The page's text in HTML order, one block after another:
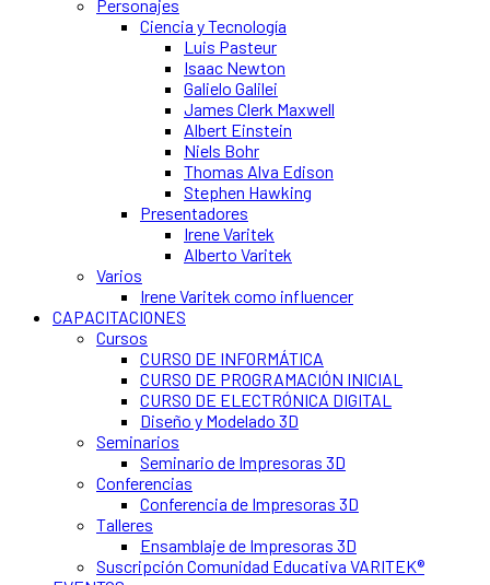
Personajes
Ciencia y Tecnología
Luis Pasteur
Isaac Newton
Galielo Galilei
James Clerk Maxwell
Albert Einstein
Niels Bohr
Thomas Alva Edison
Stephen Hawking
Presentadores
Irene Varitek
Alberto Varitek
Varios
Irene Varitek como influencer
CAPACITACIONES
Cursos
CURSO DE INFORMÁTICA
CURSO DE PROGRAMACIÓN INICIAL
CURSO DE ELECTRÓNICA DIGITAL
Diseño y Modelado 3D
Seminarios
Seminario de Impresoras 3D
Conferencias
Conferencia de Impresoras 3D
Talleres
Ensamblaje de Impresoras 3D
Suscripción Comunidad Educativa VARITEK®